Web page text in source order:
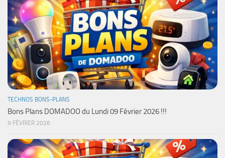
TECHNOS BONS-PLANS
Bons Plans DOMADOO du Lundi 09 Février 2026 !!!
9 FÉVRIER 2026